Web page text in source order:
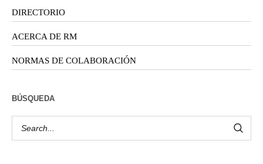
DIRECTORIO
ACERCA DE RM
NORMAS DE COLABORACIÓN
BÚSQUEDA